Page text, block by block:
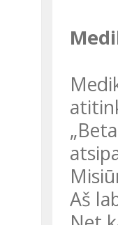
Medikai pataria rinktis patikimesnes ir medicinos reikalavimus
„Betadine“ yra geras tuo, kad šio tirpalo jodas pamažu
Aš labai vertinu „Betadine“ tirpalą. Jis patikrintas ir išbandytas.